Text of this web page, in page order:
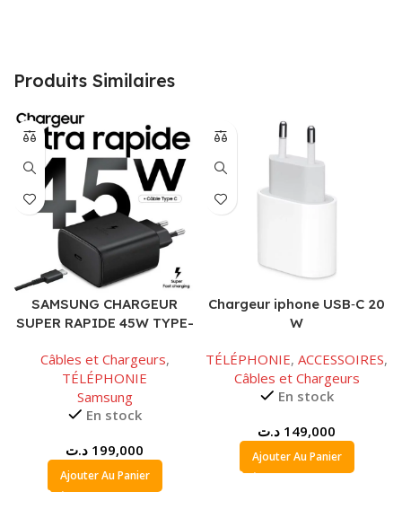
Produits Similaires
SAMSUNG CHARGEUR
SUPER RAPIDE 45W TYPE-
Câbles et Chargeurs,
TÉLÉPHONIE
Samsung
En stock
199,000 د.ت
Ajouter Au Panier
Chargeur iphone USB‑C 20
W
TÉLÉPHONIE,ACCESSOIRES,
Câbles et Chargeurs
En stock
149,000 د.ت
Ajouter Au Panier